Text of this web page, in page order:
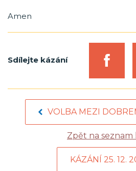
Amen
Sdílejte kázání
VOLBA MEZI
Zpět na seznam
KÁZÁNÍ 25. 12.